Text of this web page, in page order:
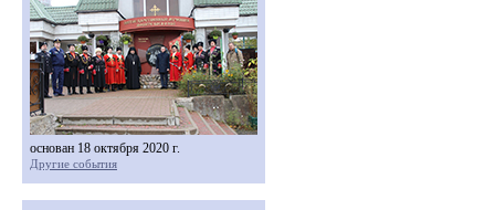
основан 18 октября 2020 г.
Другие события